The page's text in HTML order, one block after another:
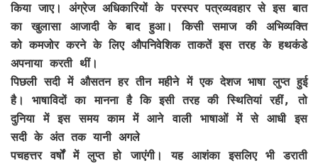
किया जाए। अंग्रेज अधिकारियों के परस्पर पत्रव्यवहार से इस बात
का खुलासा आजादी के बाद हुआ। किसी समाज की अभिव्यक्ति
को कमजोर करने के लिए औपनिवेशिक ताकतें इस तरह के हथकंडे
अपनाया करती थीं।
पिछली सदी में औसतन हर तीन महीने में एक देशज भाषा लुप्त हुई
है। भाषाविदों का मानना है कि इसी तरह की स्थितियां रहीं, तो
दुनिया में इस समय काम में आने वाली भाषाओं में से आधी इस
सदी के अंत तक यानी अगले
पचहत्तर वर्षों में लुप्त हो जाएंगी। यह आशंका इसलिए भी डराती